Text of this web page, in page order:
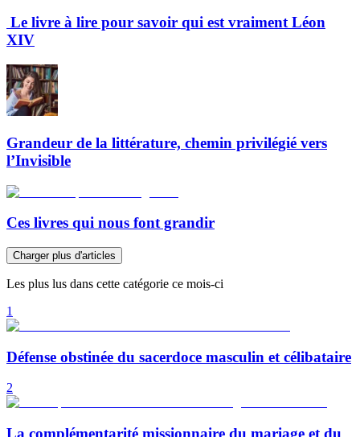
Le livre à lire pour savoir qui est vraiment Léon
XIV
Grandeur de la littérature, chemin privilégié vers
l’Invisible
Ces livres qui nous font grandir
Charger plus d'articles
Les plus lus dans cette catégorie ce mois-ci
1
Défense obstinée du sacerdoce masculin et célibataire
2
La complémentarité missionnaire du mariage et du